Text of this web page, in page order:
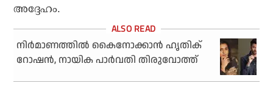
അദ്ദേഹം.
നിര്‍മാണത്തില്‍ കൈനോക്കാന്‍ ഹൃതിക്
റോഷന്‍, നായിക പാര്‍വതി തിരുവോത്ത്